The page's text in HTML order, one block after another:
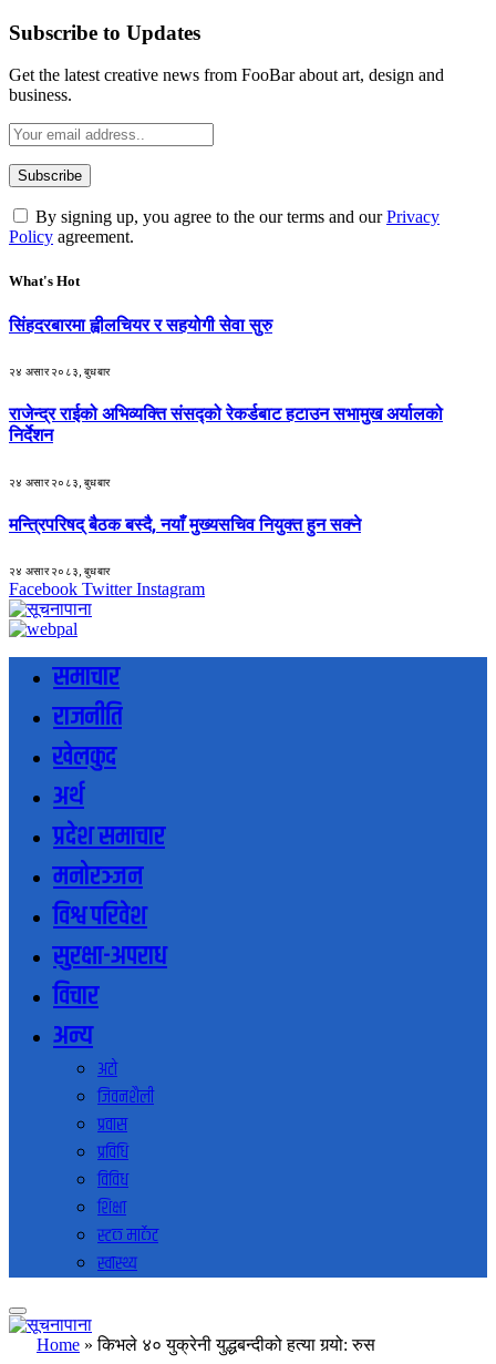
Subscribe to Updates
Get the latest creative news from FooBar about art, design and
business.
By signing up, you agree to the our terms and ourPrivacy
Policy agreement.
What's Hot
सिंहदरबारमा ह्वीलचियर र सहयोगी सेवा सुरु
२४ असार २०८३, बुधबार
राजेन्द्र राईको अभिव्यक्ति संसद्को रेकर्डबाट हटाउन सभामुख अर्यालको
निर्देशन
२४ असार २०८३, बुधबार
मन्त्रिपरिषद् बैठक बस्दै, नयाँ मुख्यसचिव नियुक्त हुन सक्ने
२४ असार २०८३, बुधबार
Facebook Twitter Instagram
समाचार
राजनीति
खेलकुद
अर्थ
प्रदेश समाचार
मनोरञ्जन
विश्व परिवेश
सुरक्षा-अपराध
विचार
अन्य
अटो
जिवनशैली
प्रवास
प्रविधि
विविध
शिक्षा
स्टक मार्केट
स्वास्थ्य
Home »किभले ४० युक्रेनी युद्धबन्दीको हत्या गर्‍यो: रुस